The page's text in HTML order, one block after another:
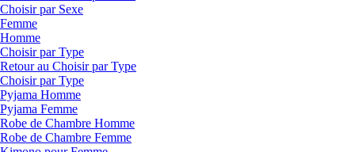
Choisir par Sexe
Femme
Homme
Choisir par Type
Retour au Choisir par Type
Choisir par Type
Pyjama Homme
Pyjama Femme
Robe de Chambre Homme
Robe de Chambre Femme